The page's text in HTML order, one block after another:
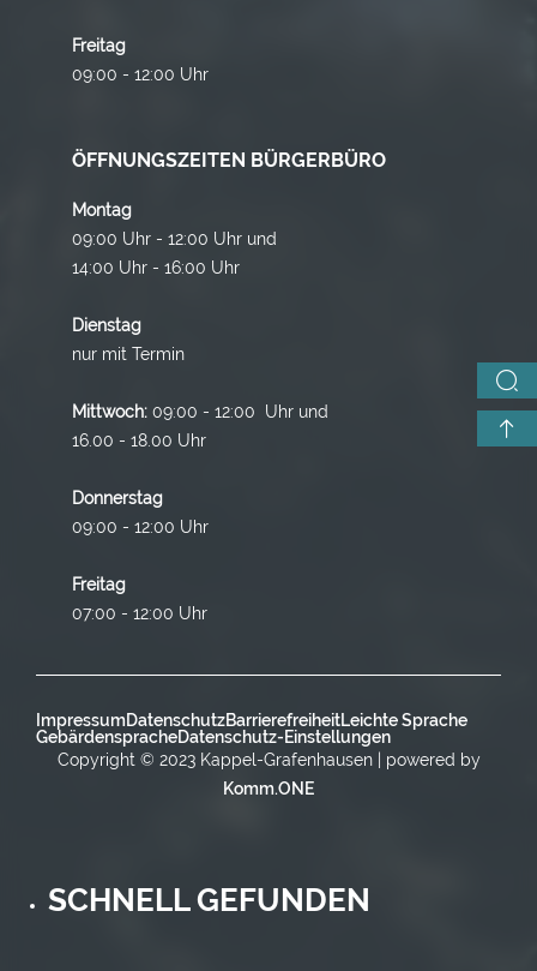
Freitag
09:00 - 12:00 Uhr
ÖFFNUNGSZEITEN BÜRGERBÜRO
Montag
09:00 Uhr - 12:00 Uhr und
14:00 Uhr - 16:00 Uhr
Dienstag
nur mit Termin
Mittwoch: 09:00 - 12:00 Uhr und
16.00 - 18.00 Uhr
Donnerstag
09:00 - 12:00 Uhr
Freitag
07:00 - 12:00 Uhr
ImpressumDatenschutzBarrierefreiheitLeichte Sprache
GebärdenspracheDatenschutz-Einstellungen
Copyright © 2023 Kappel-Grafenhausen | powered by
Komm.ONE
SCHNELL GEFUNDEN